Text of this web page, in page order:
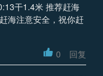
干1.4米 推荐赶海
海注意安全，祝你赶
0 回复